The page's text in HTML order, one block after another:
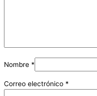
Nombre *
Correo electrónico *